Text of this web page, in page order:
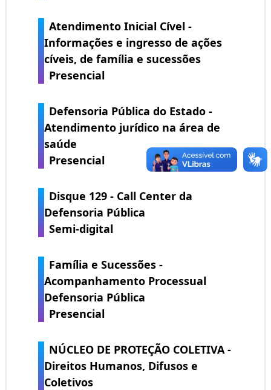
Atendimento Inicial Cível -
Informações e ingresso de ações
cíveis, de família e sucessões
Presencial
Defensoria Pública do Estado -
Atendimento jurídico na área de
saúde
Presencial
Disque 129 - Call Center da
Defensoria Pública
Semi-digital
Família e Sucessões -
Acompanhamento Processual
Defensoria Pública
Presencial
NÚCLEO DE PROTEÇÃO COLETIVA -
Direitos Humanos, Difusos e
Coletivos